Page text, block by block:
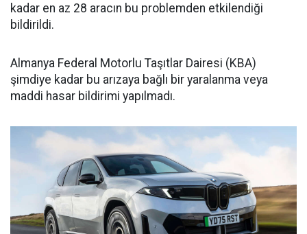
kadar en az 28 aracın bu problemden etkilendiği
bildirildi.
Almanya Federal Motorlu Taşıtlar Dairesi (KBA)
şimdiye kadar bu arızaya bağlı bir yaralanma veya
maddi hasar bildirimi yapılmadı.